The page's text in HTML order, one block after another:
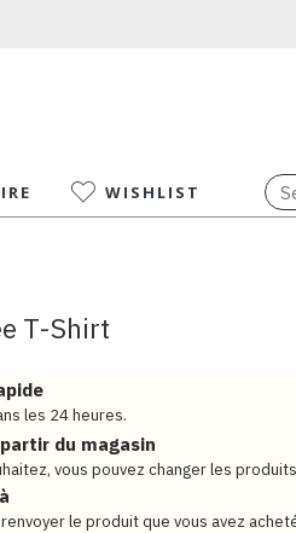
WISHLIST
T-Shirt
les 24 heures.
du magasin
vous pouvez changer les
le produit que vous avez